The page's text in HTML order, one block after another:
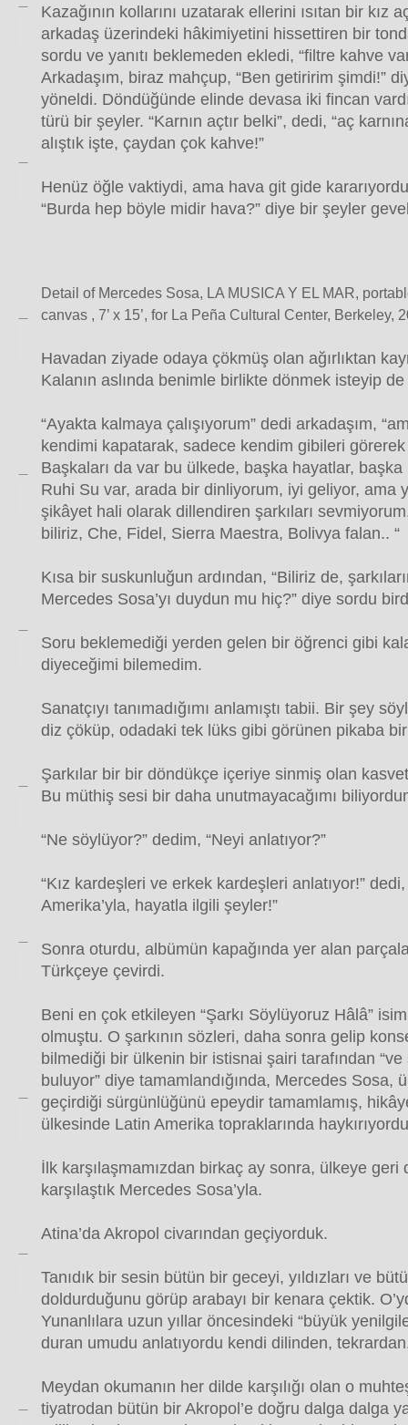
Kazağının kollarını uzatarak ellerini ısıtan bir kız
arkadaş üzerindeki hâkimiyetini hissettiren bir
sordu ve yanıtı beklemeden ekledi, “filtre kahve
Arkadaşım, biraz mahçup, “Ben getiririm şimdi!”
yöneldi. Döndüğünde elinde devasa iki fincan
türü bir şeyler. “Karnın açtır belki”, dedi, “aç
alıştık işte, çaydan çok kahve!”
Henüz öğle vaktiydi, ama hava git gide
“Burda hep böyle midir hava?” diye bir şeyler
Detail of Mercedes Sosa, LA MUSICA Y EL MAR,
canvas , 7’ x 15’, for La Peña Cultural Center, Berkeley,
Havadan ziyade odaya çökmüş olan ağırlıktan
Kalanın aslında benimle birlikte dönmek isteyip
“Ayakta kalmaya çalışıyorum” dedi arkadaşım,
kendimi kapatarak, sadece kendim gibileri görerek
Başkaları da var bu ülkede, başka hayatlar,
Ruhi Su var, arada bir dinliyorum, iyi geliyor, ama
şikâyet hali olarak dillendiren şarkıları
biliriz, Che, Fidel, Sierra Maestra, Bolivya falan.. “
Kısa bir suskunluğun ardından, “Biliriz de,
Mercedes Sosa’yı duydun mu hiç?” diye sordu
Soru beklemediği yerden gelen bir öğrenci gibi
diyeceğimi bilemedim.
Sanatçıyı tanımadığımı anlamıştı tabii. Bir şey
diz çöküp, odadaki tek lüks gibi görünen pikaba
Şarkılar bir bir döndükçe içeriye sinmiş olan
Bu müthiş sesi bir daha unutmayacağımı
“Ne söylüyor?” dedim, “Neyi anlatıyor?”
“Kız kardeşleri ve erkek kardeşleri anlatıyor!”
Amerika’yla, hayatla ilgili şeyler!”
Sonra oturdu, albümün kapağında yer alan
Türkçeye çevirdi.
Beni en çok etkileyen “Şarkı Söylüyoruz Hâlâ”
olmuştu. O şarkının sözleri, daha sonra gelip
bilmediği bir ülkenin bir istisnai şairi tarafından “ve
buluyor” diye tamamlandığında, Mercedes Sosa,
geçirdiği sürgünlüğünü epeydir tamamlamış,
ülkesinde Latin Amerika topraklarında
İlk karşılaşmamızdan birkaç ay sonra, ülkeye geri
karşılaştık Mercedes Sosa’yla.
Atina’da Akropol civarından geçiyorduk.
Tanıdık bir sesin bütün bir geceyi, yıldızları ve
doldurduğunu görüp arabayı bir kenara çektik.
Yunanlılara uzun yıllar öncesindeki “büyük
duran umudu anlatıyordu kendi dilinden,
Meydan okumanın her dilde karşılığı olan o
tiyatrodan bütün bir Akropol’e doğru dalga dalga